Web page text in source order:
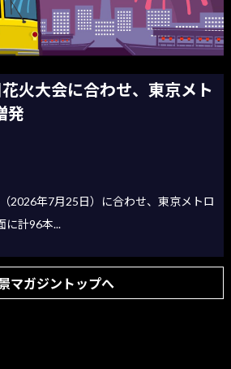
花火大会に合わせ、東京メト
発
2026年7月25日）に合わせ、東京メトロ
に計96本...
マガジントップへ